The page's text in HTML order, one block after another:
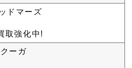
ドマーズ
取強化中!
ーガ